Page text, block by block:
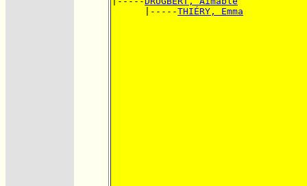
      |-----
THIÉRY, Emma